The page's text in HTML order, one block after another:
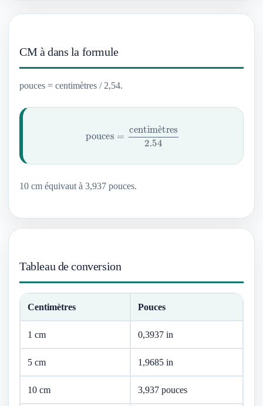
CM à dans la formule
pouces = centimètres / 2,54.
è
centimètres2.54
10 cm équivaut à 3,937 pouces.
Tableau de conversion
Centimètres Pouces
1 cm 0,3937 in
5 cm 1,9685 in
10 cm 3,937 pouces